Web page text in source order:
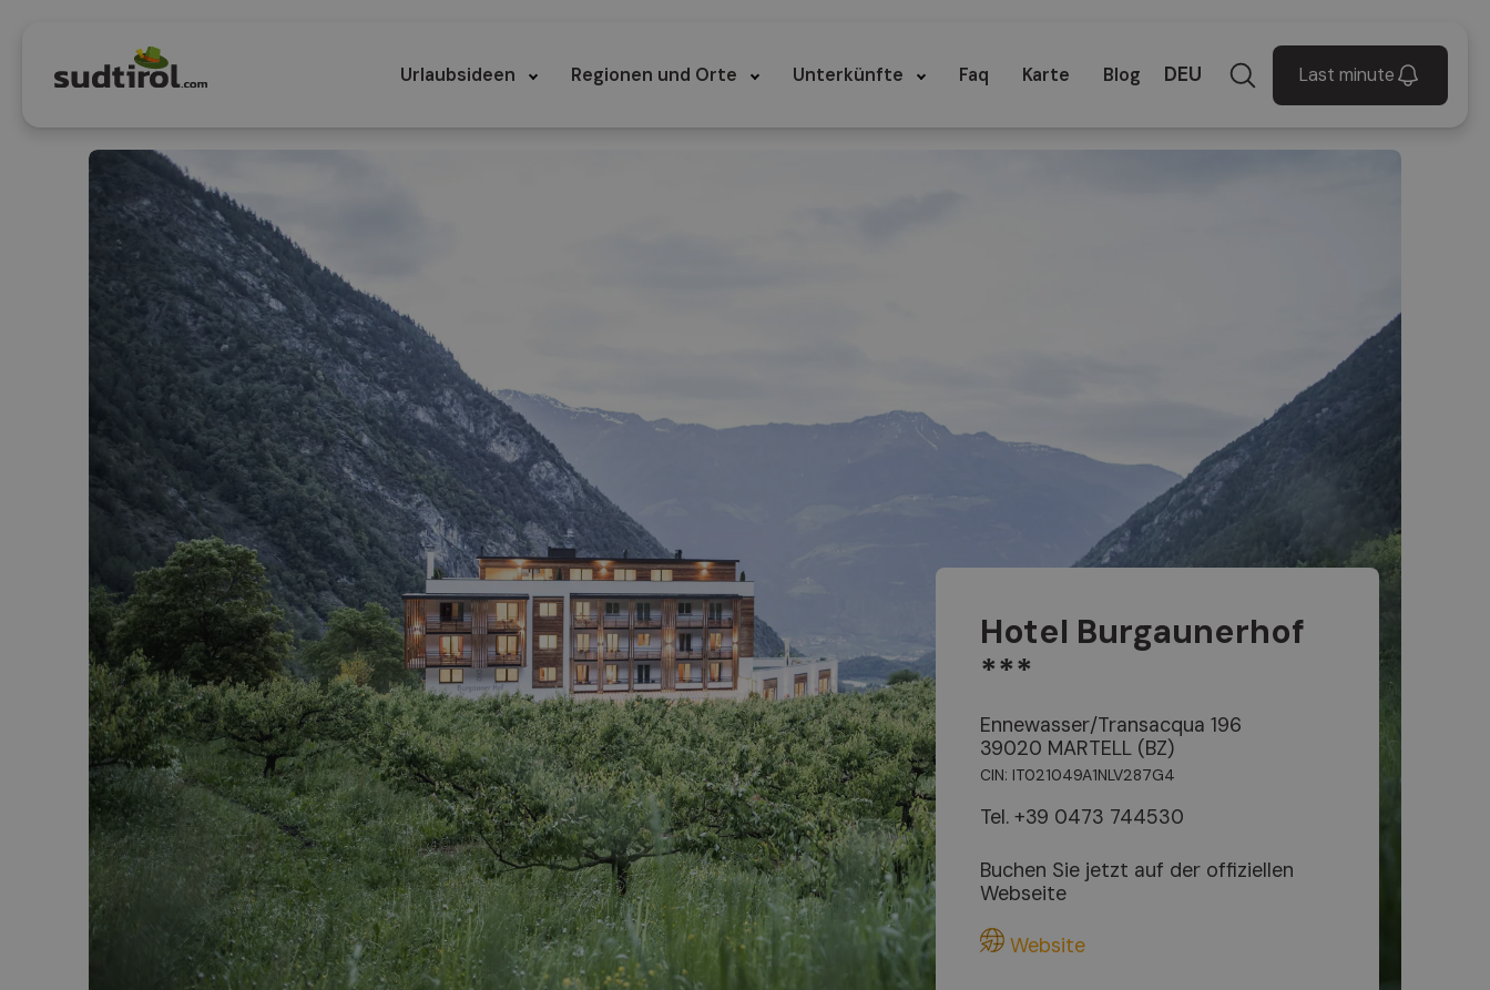
Urlaubsideen Regionen und Orte Unterkünfte Faq Karte Blog DEU Last minute
Hotel Burgaunerhof
***
Ennewasser/Transacqua 196
39020 MARTELL (BZ)
CIN: IT021049A1NLV287G4
Tel. +39 0473 744530
Buchen Sie jetzt auf der offiziellen
Webseite
Website